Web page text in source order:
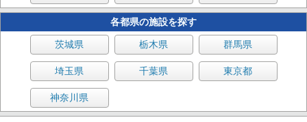
各都県の施設を探す
茨城県 栃木県 群馬県
埼玉県 千葉県 東京都
神奈川県